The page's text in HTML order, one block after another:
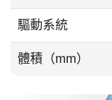
驅動系統
體積（mm）